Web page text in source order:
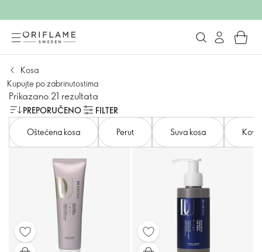
Kosa
Kupujte po zabrinutostima
Prikazano 21 rezultata
PREPORUČENO
FILTER
Oštećena kosa
Perut Suva kosa